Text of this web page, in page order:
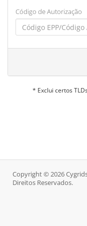
Código de Autorização
* Exclui certos
Copyright © 2026
Direitos Reservados.